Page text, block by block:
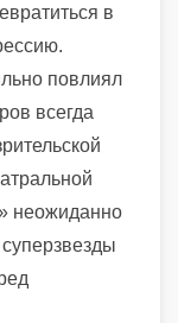
в
повлиял
всегда
неожиданно